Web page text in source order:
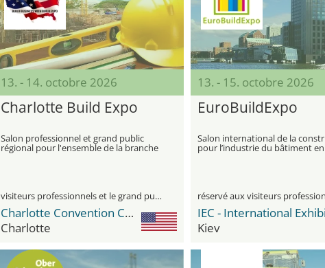
13. - 14. octobre 2026
Charlotte Build Expo
Salon professionnel et grand public
régional pour l'ensemble de la branche
du bâtiment et de la construction à
visiteurs professionnels et le grand public
Charlotte Convention Center
Charlotte
13. - 15. octobre 2026
EuroBuildExpo
Salon international de la
pour l’industrie du bâtiment
réservé aux visiteurs
Kiev